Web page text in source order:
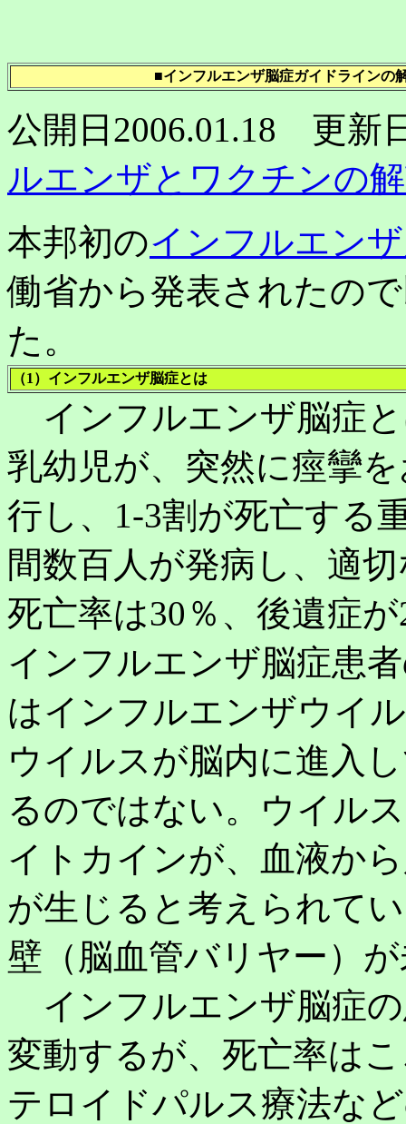
■インフルエンザ脳症ガイドラインの
公開日2006.01.18 更新
ルエンザとワクチンの
本邦初のインフルエン
働省から発表されたの
た。
（1）インフルエンザ脳症とは
インフルエンザ脳症
乳幼児が、突然に痙攣
行し、1-3割が死亡する
間数百人が発病し、適
死亡率は30％、後遺症
インフルエンザ脳症患
はインフルエンザウイ
ウイルスが脳内に進入
るのではない。ウイル
イトカインが、血液か
が生じると考えられて
壁（脳血管バリヤー）
インフルエンザ脳症
変動するが、死亡率は
テロイドパルス療法な